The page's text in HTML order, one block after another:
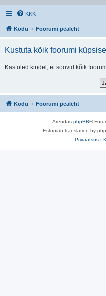
KKK
Kodu Foorumi pealeht
Kustuta kõik foorumi
Kas oled kindel, et soovid kõik
Kodu Foorumi pealeht
Arendas phpBB®
Estonian translation by
Privaatsus |